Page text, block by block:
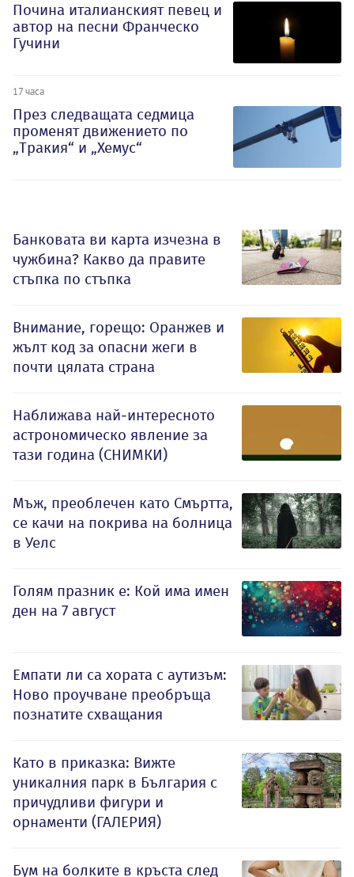
Почина италианският певец и
автор на песни Франческо
Гучини
17 часа
През следващата седмица
променят движението по
„Тракия“ и „Хемус“
Банковата ви карта изчезна в
чужбина? Какво да правите
стъпка по стъпка
Внимание, горещо: Оранжев и
жълт код за опасни жеги в
почти цялата страна
Наближава най-интересното
астрономическо явление за
тази година (СНИМКИ)
Мъж, преоблечен като Смъртта,
се качи на покрива на болница
в Уелс
Голям празник е: Кой има имен
ден на 7 август
Емпати ли са хората с аутизъм:
Ново проучване преобръща
познатите схващания
Като в приказка: Вижте
уникалния парк в България с
причудливи фигури и
орнаменти (ГАЛЕРИЯ)
Бум на болките в кръста след